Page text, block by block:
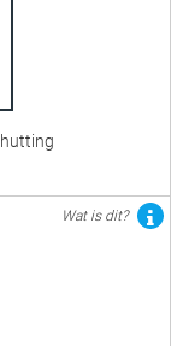
Wat is dit?